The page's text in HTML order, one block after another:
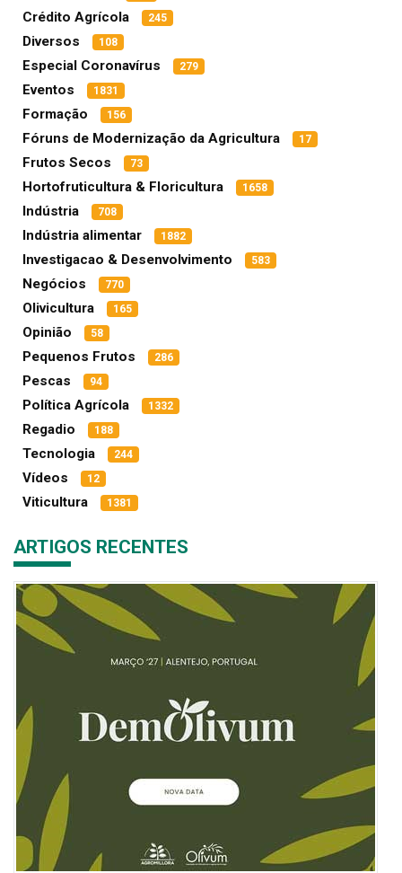
Crédito Agrícola 245
Diversos 108
Especial Coronavírus 279
Eventos 1831
Formação 156
Fóruns de Modernização da Agricultura 17
Frutos Secos 73
Hortofruticultura & Floricultura 1658
Indústria 708
Indústria alimentar 1882
Investigacao & Desenvolvimento 583
Negócios 770
Olivicultura 165
Opinião 58
Pequenos Frutos 286
Pescas 94
Política Agrícola 1332
Regadio 188
Tecnologia 244
Vídeos 12
Viticultura 1381
ARTIGOS RECENTES